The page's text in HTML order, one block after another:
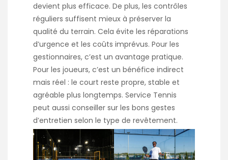
devient plus efficace. De plus, les contrôles
réguliers suffisent mieux à préserver la
qualité du terrain. Cela évite les réparations
d’urgence et les coûts imprévus. Pour les
gestionnaires, c’est un avantage pratique.
Pour les joueurs, c’est un bénéfice indirect
mais réel : le court reste propre, stable et
agréable plus longtemps. Service Tennis
peut aussi conseiller sur les bons gestes
d’entretien selon le type de revêtement.